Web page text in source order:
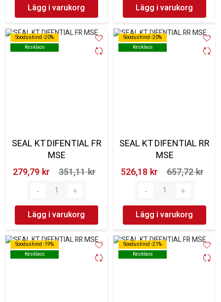
Lägg i varukorg Lägg i varukorg
Soodushind -20%
Kesklaos
Soodushind -20%
Kesklaos
SEAL KT DIFENTIAL FR
MSE
279,79 kr‎
351,11 kr‎
Lägg i varukorg
Soodushind -20%
Kesklaos
Soodushind -20%
Kesklaos
SEAL KT DIFENTIAL RR
MSE
526,18 kr‎
657,72 kr‎
Lägg i varukorg
Soodushind -19%
Kesklaos
Soodushind -19%
Kesklaos
Soodushind -21%
Kesklaos
Soodushind -21%
Kesklaos